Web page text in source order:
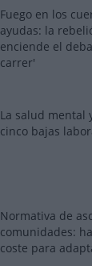
Fuego en los
ayudas: la
enciende el
carrer'
La salud mental
cinco bajas
Normativa de
comunidades:
coste para